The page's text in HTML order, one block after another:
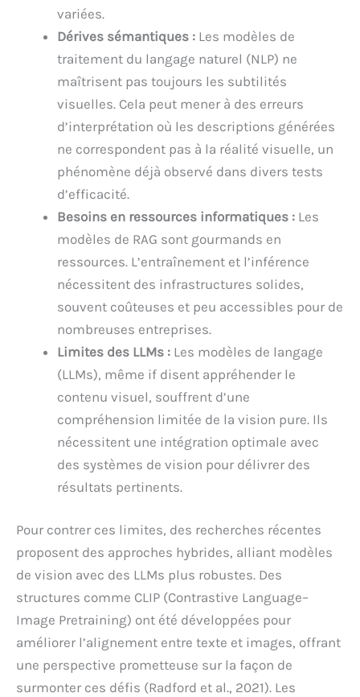
variées.
Dérives sémantiques : Les modèles de
traitement du langage naturel (NLP) ne
maîtrisent pas toujours les subtilités
visuelles. Cela peut mener à des erreurs
d’interprétation où les descriptions générées
ne correspondent pas à la réalité visuelle, un
phénomène déjà observé dans divers tests
d’efficacité.
Besoins en ressources informatiques : Les
modèles de RAG sont gourmands en
ressources. L’entraînement et l’inférence
nécessitent des infrastructures solides,
souvent coûteuses et peu accessibles pour de
nombreuses entreprises.
Limites des LLMs : Les modèles de langage
(LLMs), même if disent appréhender le
contenu visuel, souffrent d’une
compréhension limitée de la vision pure. Ils
nécessitent une intégration optimale avec
des systèmes de vision pour délivrer des
résultats pertinents.
Pour contrer ces limites, des recherches récentes
proposent des approches hybrides, alliant modèles
de vision avec des LLMs plus robustes. Des
structures comme CLIP (Contrastive Language–
Image Pretraining) ont été développées pour
améliorer l’alignement entre texte et images, offrant
une perspective prometteuse sur la façon de
surmonter ces défis (Radford et al., 2021). Les